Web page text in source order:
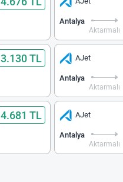
Antalya
Aktarmalı
3.130 TL AJet
Antalya
Aktarmalı
4.681 TL AJet
Antalya
Aktarmalı